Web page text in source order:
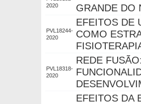
2020
GRANDE DO
PVL18244-
2020
EFEITOS DE
COMO
PVL18318-
2020
REDE
EFEITOS DA